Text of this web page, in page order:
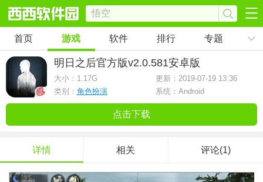
首页 游戏 软件 排行 专题
明日之后官方版v2.0.581安卓版
大小： 1.17G
更新：2019-07-19 13:36
类别： 角色扮演 系统：Android
点击下载
详情 相关 评论(1)